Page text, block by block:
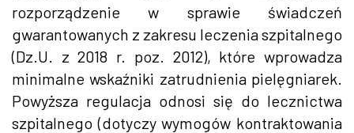
rozporządzenie w sprawie świadczeń
gwarantowanych z zakresu leczenia szpitalnego
(Dz.U. z 2018 r. poz. 2012), które wprowadza
minimalne wskaźniki zatrudnienia pielęgniarek.
Powyższa regulacja odnosi się do lecznictwa
szpitalnego (dotyczy wymogów kontraktowania